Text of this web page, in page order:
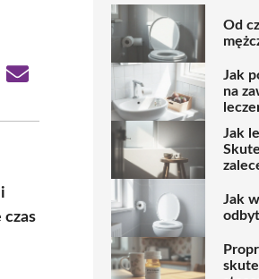
Share
Od
Jak
na
Jak
Jak